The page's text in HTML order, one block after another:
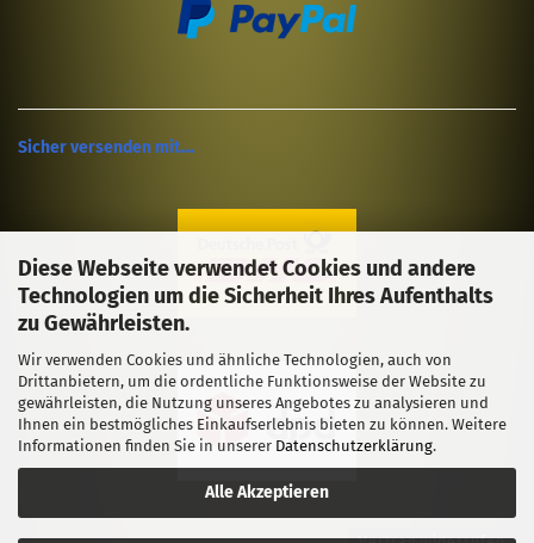
Diese Webseite verwendet Cookies und andere
Technologien um die Sicherheit Ihres Aufenthalts
zu Gewährleisten.
Wir verwenden Cookies und ähnliche Technologien, auch von
Drittanbietern, um die ordentliche Funktionsweise der Website zu
gewährleisten, die Nutzung unseres Angebotes zu analysieren und
Ihnen ein bestmögliches Einkaufserlebnis bieten zu können. Weitere
Informationen finden Sie in unserer Datenschutzerklärung.
Alle Akzeptieren
Sicher versenden mit....